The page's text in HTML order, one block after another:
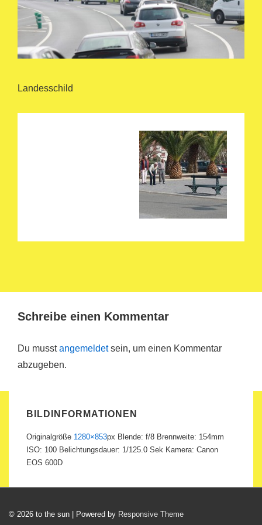
Landesschild
Schreibe einen Kommentar
Du musstangemeldetsein, um einen Kommentar
abzugeben.
BILDINFORMATIONEN
Originalgröße 1280×853px Blende: f/8 Brennweite: 154mm
ISO: 100 Belichtungsdauer: 1/125.0 Sek Kamera: Canon
EOS 600D
© 2026 to the sun | Powered by Responsive Theme